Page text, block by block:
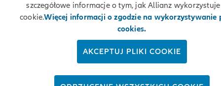
szczegółowe informacje o tym, jak Allianz
cookie.Więcej informacji o zgodzie na wykorzystywanie
cookies.
AKCEPTUJ PLIKI COOKIE